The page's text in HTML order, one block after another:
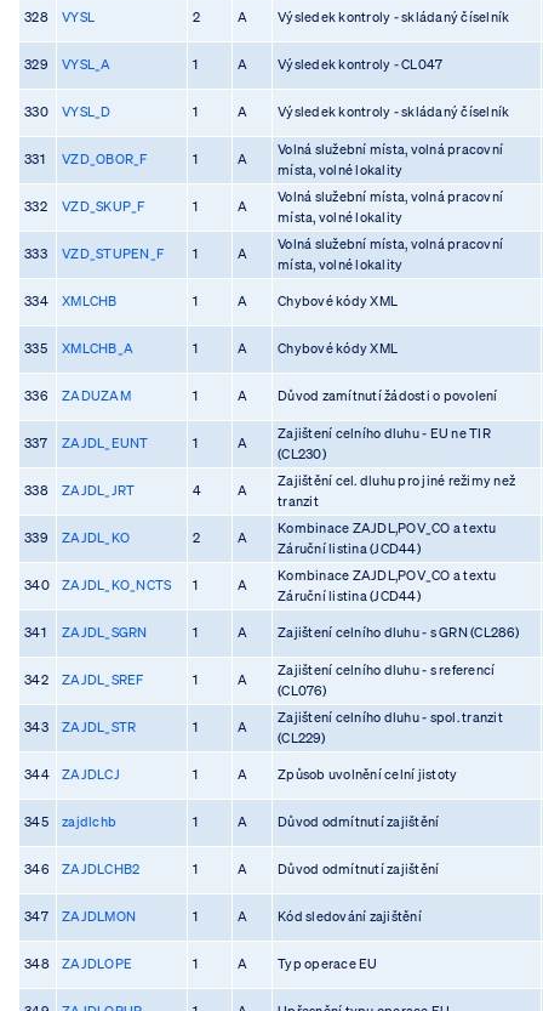
328 VYSL 2 A Výsledek kontroly - skládaný číselník
329 VYSL_A 1 A Výsledek kontroly - CL047
330 VYSL_D 1 A Výsledek kontroly - skládaný číselník
331 VZD_OBOR_F 1 A
Volná služební místa, volná pracovní
místa, volné lokality
332 VZD_SKUP_F 1 A
Volná služební místa, volná pracovní
místa, volné lokality
333 VZD_STUPEN_F 1 A
Volná služební místa, volná pracovní
místa, volné lokality
334 XMLCHB 1 A Chybové kódy XML
335 XMLCHB_A 1 A Chybové kódy XML
336 ZADUZAM 1 A Důvod zamítnutí žádosti o povolení
337 ZAJDL_EUNT 1 A
Zajištení celního dluhu - EU ne TIR
(CL230)
338 ZAJDL_JRT 4 A
Zajištění cel. dluhu pro jiné režimy než
tranzit
339 ZAJDL_KO 2 A
Kombinace ZAJDL,POV_CO a textu
Záruční listina (JCD44)
340 ZAJDL_KO_NCTS 1 A
Kombinace ZAJDL,POV_CO a textu
Záruční listina (JCD44)
341 ZAJDL_SGRN 1 A Zajištení celního dluhu - s GRN (CL286)
342 ZAJDL_SREF 1 A
Zajištení celního dluhu - s referencí
(CL076)
343 ZAJDL_STR 1 A
Zajištení celního dluhu - spol. tranzit
(CL229)
344 ZAJDLCJ 1 A Způsob uvolnění celní jistoty
345 zajdlchb 1 A Důvod odmítnutí zajištění
346 ZAJDLCHB2 1 A Důvod odmítnutí zajištění
347 ZAJDLMON 1 A Kód sledování zajištění
348 ZAJDLOPE 1 A Typ operace EU